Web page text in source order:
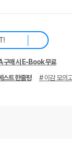
구매 시 E-Book 무료
스트 한줄평
# 이감 모의